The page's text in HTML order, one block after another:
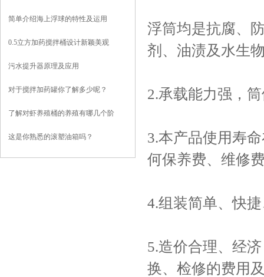
简单介绍海上浮球的特性及运用
0.5立方加药搅拌桶设计新颖美观
污水提升器原理及应用
对于搅拌加药罐你了解多少呢？
了解对虾养殖桶的养殖有哪几个阶
这是你熟悉的滚塑油箱吗？
浮筒均是抗腐、
剂、油渍及水生
2.承载能力强，
3.本产品使用寿
何保养费、维修
4.组装简单、快
5.造价合理、经
换、检修的费用